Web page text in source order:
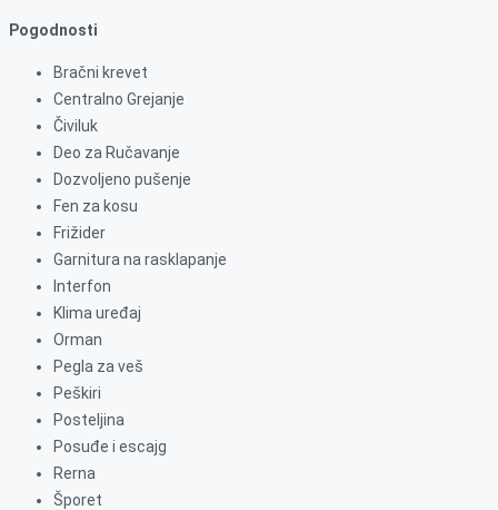
Pogodnosti
Bračni krevet
Centralno Grejanje
Čiviluk
Deo za Ručavanje
Dozvoljeno pušenje
Fen za kosu
Frižider
Garnitura na rasklapanje
Interfon
Klima uređaj
Orman
Pegla za veš
Peškiri
Posteljina
Posuđe i escajg
Rerna
Šporet